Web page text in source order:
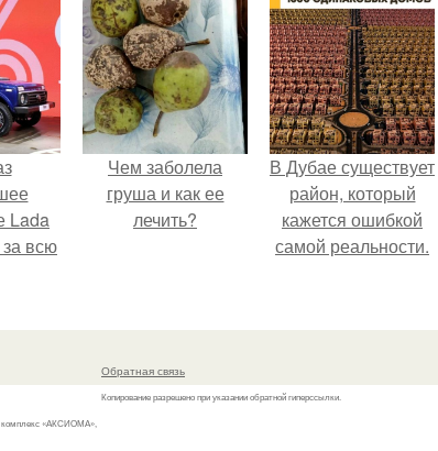
Lada
всю
Чем заболела
груша и как ее
лечить?
В Дубае существует
район, который
кажется ошибкой
самой реальности.
комплекс «АКСИОМА»,
Обратная связь
Копирование разрешено при указании обратной гиперссылки.